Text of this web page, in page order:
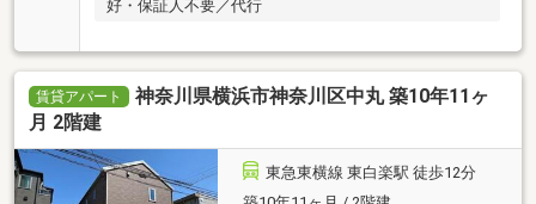
好・保証人不要／代行
賃貸アパート
神奈川県横浜市神奈川区中丸 築10年11ヶ
月 2階建
東急東横線 東白楽駅 徒歩12分